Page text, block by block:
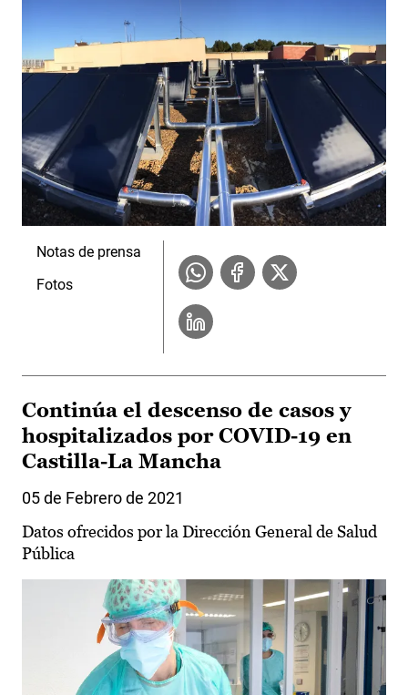
Notas de prensa
Fotos
Continúa el descenso de casos y
hospitalizados por COVID-19 en
Castilla-La Mancha
05 de Febrero de 2021
Datos ofrecidos por la Dirección General de Salud
Pública